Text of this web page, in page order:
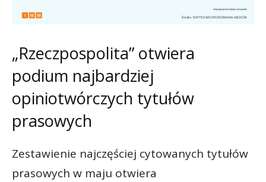
„Rzeczpospolita” otwiera
podium najbardziej
opiniotwórczych tytułów
prasowych
Zestawienie najczęściej cytowanych tytułów
prasowych w maju otwiera